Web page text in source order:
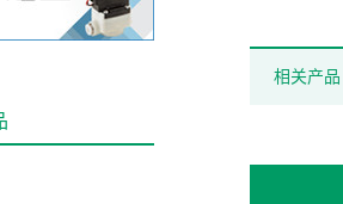
相关产品